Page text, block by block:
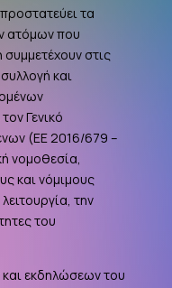
τα
ατόμων που
στις
και
Γενικό
(ΕΕ 2016/679 –
νομοθεσία,
και νόμιμους
την
του
εκδηλώσεων του